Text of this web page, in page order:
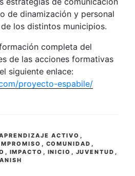
de dinamización y personal
los distintos municipios.
completa del
de las acciones formativas
siguiente enlace:
proyecto-espabile/
ACTIVO ,
, COMUNIDAD ,
, IMPACTO , INICIO , JUVENTUD ,